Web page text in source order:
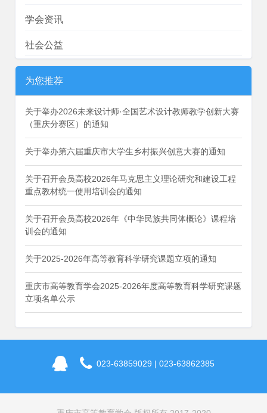
学会资讯
社会公益
为您推荐
关于举办2026未来设计师·全国艺术设计教师教学创新大赛
（重庆分赛区）的通知
关于举办第六届重庆市大学生乡村振兴创意大赛的通知
关于召开会员高校2026年马克思主义理论研究和建设工程
重点教材统一使用培训会的通知
关于召开会员高校2026年《中华民族共同体概论》课程培
训会的通知
关于2025-2026年高等教育科学研究课题立项的通知
重庆市高等教育学会2025-2026年度高等教育科学研究课题
立项名单公示
023-63859029 | 023-63862385